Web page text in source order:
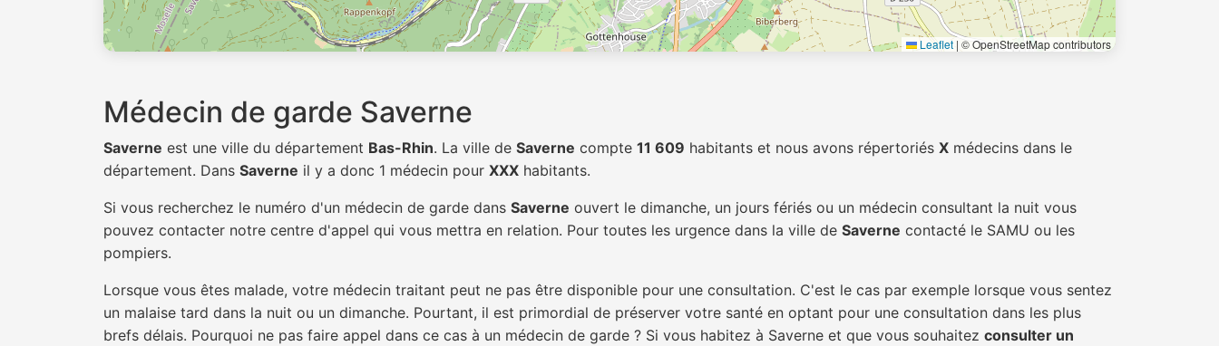
Leaflet | © OpenStreetMap contributors
Médecin de garde Saverne
Saverne est une ville du département Bas-Rhin. La ville de Saverne compte 11 609 habitants et nous avons répertoriés X médecins dans le
département. Dans Saverne il y a donc 1 médecin pour XXX habitants.
Si vous recherchez le numéro d'un médecin de garde dans Saverne ouvert le dimanche, un jours fériés ou un médecin consultant la nuit vous
pouvez contacter notre centre d'appel qui vous mettra en relation. Pour toutes les urgence dans la ville de Saverne contacté le SAMU ou les
pompiers.
Lorsque vous êtes malade, votre médecin traitant peut ne pas être disponible pour une consultation. C'est le cas par exemple lorsque vous sentez
un malaise tard dans la nuit ou un dimanche. Pourtant, il est primordial de préserver votre santé en optant pour une consultation dans les plus
brefs délais. Pourquoi ne pas faire appel dans ce cas à un médecin de garde ? Si vous habitez à Saverne et que vous souhaitez consulter un